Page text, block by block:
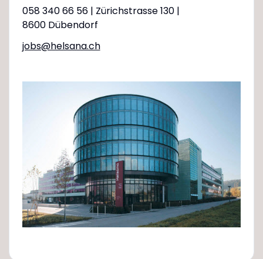
058 340 66 56 | Zürichstrasse 130 |
8600 Dübendorf
jobs@helsana.ch